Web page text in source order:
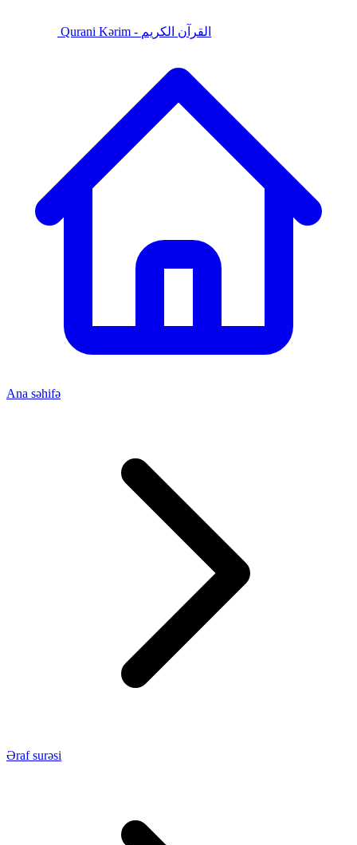
Qurani Kərim - القرآن الكريم
Ana səhifə
Əraf surəsi